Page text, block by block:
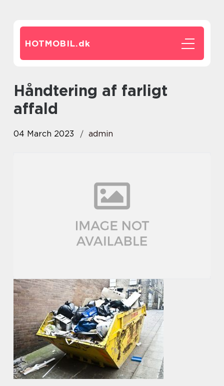
HOTMOBIL.dk
håndtering af farligt
affald
04 March 2023 admin